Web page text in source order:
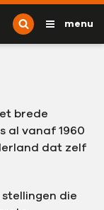
menu
brede
al vanaf 1960
dat zelf
die